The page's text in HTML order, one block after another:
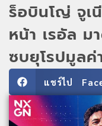
ร็อบินโญ่ จูเ
หน้า เรอัล ม
ซบยุโรปมูลค่
แชร์ไป